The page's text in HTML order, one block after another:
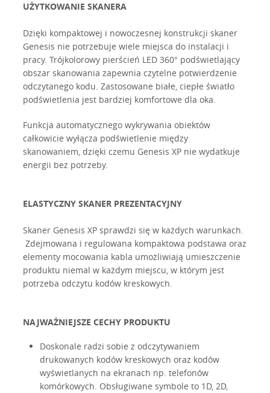
UŻYTKOWANIE SKANERA
Dzięki kompaktowej i nowoczesnej konstrukcji skaner
Genesis nie potrzebuje wiele miejsca do instalacji i
pracy. Trójkolorowy pierścień LED 360° podświetlający
obszar skanowania zapewnia czytelne potwierdzenie
odczytanego kodu. Zastosowane białe, ciepłe światło
podświetlenia jest bardziej komfortowe dla oka.
Funkcja automatycznego wykrywania obiektów
całkowicie wyłącza podświetlenie między
skanowaniem, dzięki czemu Genesis XP nie wydatkuje
energii bez potrzeby.
ELASTYCZNY SKANER PREZENTACYJNY
Skaner Genesis XP sprawdzi się w każdych warunkach.
Zdejmowana i regulowana kompaktowa podstawa oraz
elementy mocowania kabla umożliwiają umieszczenie
produktu niemal w każdym miejscu, w którym jest
potrzeba odczytu kodów kreskowych.
NAJWAŻNIEJSZE CECHY PRODUKTU
Doskonale radzi sobie z odczytywaniem
drukowanych kodów kreskowych oraz kodów
wyświetlanych na ekranach np. telefonów
komórkowych. Obsługiwane symbole to 1D, 2D,